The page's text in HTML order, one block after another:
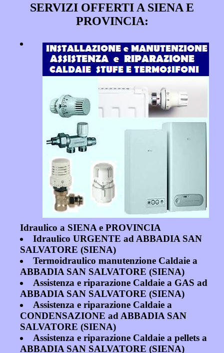
SERVIZI OFFERTI A SIENA E
PROVINCIA:
Idraulico a SIENA e PROVINCIA
Idraulico URGENTE ad ABBADIA SAN
SALVATORE (SIENA)
Termoidraulico manutenzione Caldaie a
ABBADIA SAN SALVATORE (SIENA)
Assistenza e riparazione Caldaie a GAS ad
ABBADIA SAN SALVATORE (SIENA)
Assistenza e riparazione Caldaie a
CONDENSAZIONE ad ABBADIA SAN
SALVATORE (SIENA)
Assistenza e riparazione Caldaie a pellets a
ABBADIA SAN SALVATORE (SIENA)